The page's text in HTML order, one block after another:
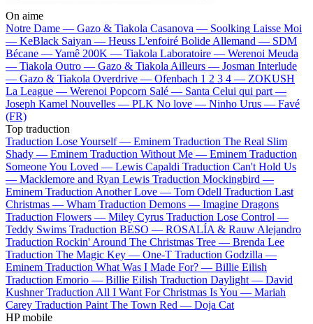
On aime
Notre Dame — Gazo & Tiakola Casanova — Soolking Laisse Moi
— KeBlack Saiyan — Heuss L'enfoiré Bolide Allemand — SDM
Bécane —Yamê 200K — Tiakola Laboratoire — Werenoi Meuda
— Tiakola Outro — Gazo & Tiakola Ailleurs — Josman Interlude
— Gazo & Tiakola Overdrive — Ofenbach 1 2 3 4 — ZOKUSH
La League — Werenoi Popcorn Salé — Santa Celui qui part —
Joseph Kamel Nouvelles — PLK No love — Ninho Urus — Favé
(FR)
Top traduction
Traduction Lose Yourself — Eminem Traduction The Real Slim
Shady — Eminem Traduction Without Me — Eminem Traduction
Someone You Loved — Lewis Capaldi Traduction Can't Hold Us
— Macklemore and Ryan Lewis Traduction Mockingbird —
Eminem Traduction Another Love — Tom Odell Traduction Last
Christmas — Wham Traduction Demons — Imagine Dragons
Traduction Flowers — Miley Cyrus Traduction Lose Control —
Teddy Swims Traduction BESO — ROSALÍA & Rauw Alejandro
Traduction Rockin' Around The Christmas Tree — Brenda Lee
Traduction The Magic Key — One-T Traduction Godzilla —
Eminem Traduction What Was I Made For? — Billie Eilish
Traduction Emorio — Billie Eilish Traduction Daylight — David
Kushner Traduction All I Want For Christmas Is You — Mariah
Carey Traduction Paint The Town Red — Doja Cat
HP mobile